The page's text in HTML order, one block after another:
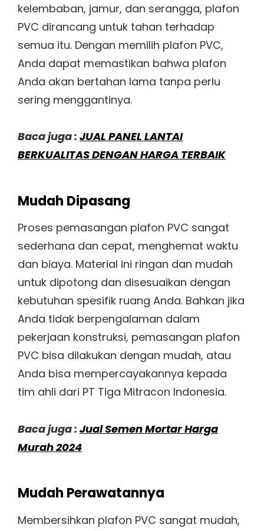
kelembaban, jamur, dan serangga, plafon
PVC dirancang untuk tahan terhadap
semua itu. Dengan memilih plafon PVC,
Anda dapat memastikan bahwa plafon
Anda akan bertahan lama tanpa perlu
sering menggantinya.
Baca juga : JUAL PANEL LANTAI
BERKUALITAS DENGAN HARGA TERBAIK
Mudah Dipasang
Proses pemasangan plafon PVC sangat
sederhana dan cepat, menghemat waktu
dan biaya. Material ini ringan dan mudah
untuk dipotong dan disesuaikan dengan
kebutuhan spesifik ruang Anda. Bahkan jika
Anda tidak berpengalaman dalam
pekerjaan konstruksi, pemasangan plafon
PVC bisa dilakukan dengan mudah, atau
Anda bisa mempercayakannya kepada
tim ahli dari PT Tiga Mitracon Indonesia.
Baca juga : Jual Semen Mortar Harga
Murah 2024
Mudah Perawatannya
Membersihkan plafon PVC sangat mudah,